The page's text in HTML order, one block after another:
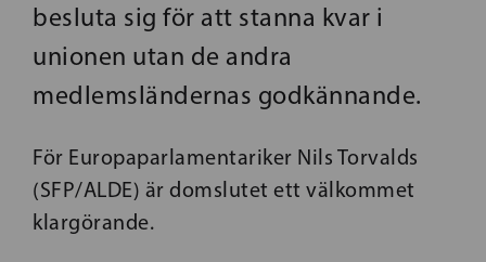
besluta sig för att stanna kvar i
unionen utan de andra
medlemsländernas godkännande.
För Europaparlamentariker Nils Torvalds
(SFP/ALDE) är domslutet ett välkommet
klargörande.